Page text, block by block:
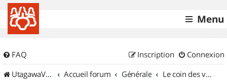
Menu
FAQ Connexion
Inscription
UtagawaVTT (Randos VTT et VTTAE avec traces GPS)
Accueil forum Générale Le coin des vidéastes